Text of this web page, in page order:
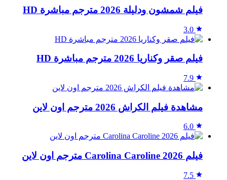
فيلم شمشون ودليلة 2026 مترجم مباشرة HD
3.0
فيلم صقر وكناريا 2026 مترجم مباشرة HD
7.9
مشاهدة فيلم الكراش 2026 مترجم اون لاين
6.0
فيلم Carolina Caroline 2026 مترجم اون لاين
7.5